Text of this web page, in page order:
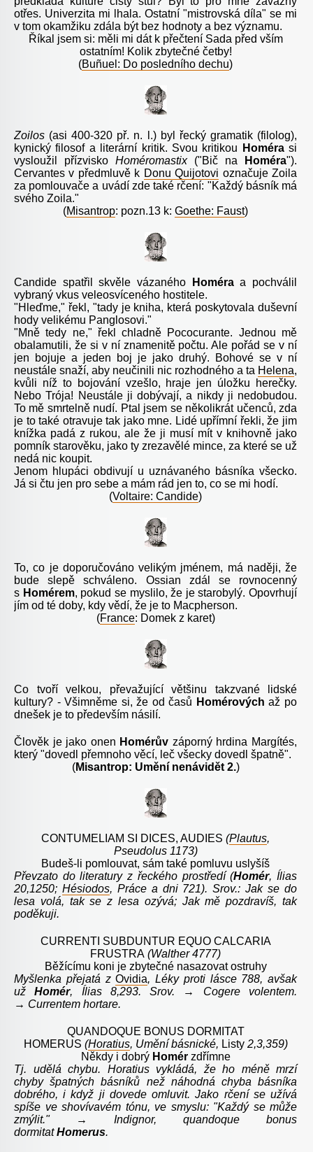
otřes. Univerzita mi lhala. Ostatní "mistrovská díla" se mi
v tom okamžiku zdála být bez hodnoty a bez významu.
Říkal jsem si: měli mi dát k přečtení Sada před vším
ostatním! Kolik zbytečné četby!
(Buñuel: Do posledního dechu)
Zoilos (asi 400-320 př. n. l.) byl řecký gramatik (filolog),
kynický filosof a literární kritik. Svou kritikou
Homéra si
vysloužil přízvisko Homéromastix ("Bič na Homéra").
Cervantes v předmluvě k Donu Quijotovi označuje Zoila
za pomlouvače a uvádí zde také rčení: "Každý básník má
svého Zoila."
(Misantrop: pozn.13 k: Goethe: Faust)
Candide spatřil skvěle vázaného Homéraa pochválil
vybraný vkus veleosvíceného hostitele.
"Hleďme," řekl, "tady je kniha, která poskytovala duševní
hody velikému Panglosovi."
"Mně tedy ne," řekl chladně Pococurante. Jednou mě
obalamutili, že si v ní znamenitě počtu. Ale pořád se v ní
jen bojuje a jeden boj je jako druhý. Bohové se v ní
neustále snaží, aby neučinili nic rozhodného a ta Helena,
kvůli níž to bojování vzešlo, hraje jen úložku herečky.
Nebo Trója! Neustále ji dobývají, a nikdy ji nedobudou.
To mě smrtelně nudí. Ptal jsem se několikrát učenců, zda
je to také otravuje tak jako mne. Lidé upřímní řekli, že jim
knížka padá z rukou, ale že ji musí mít v knihovně jako
pomník starověku, jako ty zrezavělé mince, za které se už
nedá nic koupit.
Jenom hlupáci obdivují u uznávaného básníka všecko.
Já si čtu jen pro sebe a mám rád jen to, co se mi hodí.
(Voltaire: Candide)
To, co je doporučováno velikým jménem, má naději, že
bude slepě schváleno. Ossian zdál se rovnocenný
s Homérem, pokud se myslilo, že je starobylý. Opovrhují
jím od té doby, kdy vědí, že je to Macpherson.
(France: Domek z karet)
Co tvoří velkou, převažující většinu takzvané lidské
kultury? - Všimněme si, že od časů Homérových až po
dnešek je to především násilí.
Člověk je jako onen Homérův záporný hrdina Margítés,
který "dovedl přemnoho věcí, leč všecky dovedl špatně".
(Misantrop: Umění nenávidět 2.)
CONTUMELIAM SI DICES, AUDIES (Plautus,
Pseudolus 1173)
Budeš-li pomlouvat, sám také pomluvu uslyšíš
Převzato do literatury z řeckého prostředí (Homér, Ílias
20,1250; Hésiodos, Práce a dni 721). Srov.: Jak se do
lesa volá, tak se z lesa ozývá; Jak mě pozdravíš, tak
poděkuji.
CURRENTI SUBDUNTUR EQUO CALCARIA
FRUSTRA (Walther 4777)
Běžícímu koni je zbytečné nasazovat ostruhy
Myšlenka přejatá z Ovidia, Léky proti lásce 788, avšak
už
Homér, Ílias 8,293. Srov. → Cogere volentem.
→ Currentem hortare.
QUANDOQUE BONUS DORMITAT
HOMERUS (Horatius, Umění básnické, Listy 2,3,359)
Někdy i dobrý Homérzdřímne
Tj. udělá chybu. Horatius vykládá, že ho méně mrzí
chyby špatných básníků než náhodná chyba básníka
dobrého, i když ji dovede omluvit. Jako rčení se užívá
spíše ve shovívavém tónu, ve smyslu: "Každý se může
zmýlit." → Indignor, quandoque bonus
dormitat Homerus.